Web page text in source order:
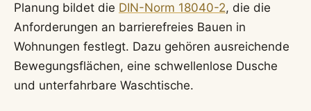
Planung bildet die DIN-Norm 18040-2, die die
Anforderungen an barrierefreies Bauen in
Wohnungen festlegt. Dazu gehören ausreichende
Bewegungsflächen, eine schwellenlose Dusche
und unterfahrbare Waschtische.